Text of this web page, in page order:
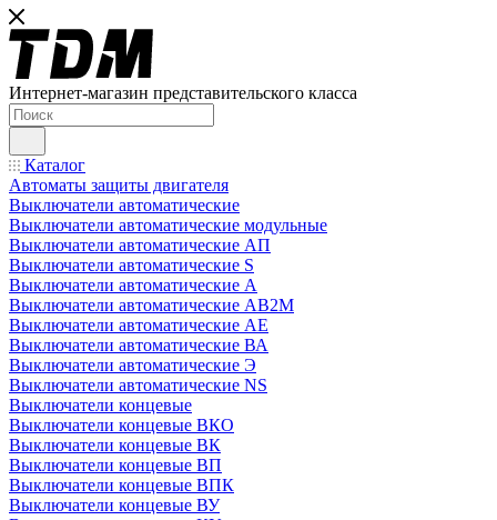
Интернет-магазин представительского класса
Каталог
Автоматы защиты двигателя
Выключатели автоматические
Выключатели автоматические модульные
Выключатели автоматические АП
Выключатели автоматические S
Выключатели автоматические А
Выключатели автоматические АВ2М
Выключатели автоматические АЕ
Выключатели автоматические ВА
Выключатели автоматические Э
Выключатели автоматические NS
Выключатели концевые
Выключатели концевые ВКО
Выключатели концевые ВК
Выключатели концевые ВП
Выключатели концевые ВПК
Выключатели концевые ВУ